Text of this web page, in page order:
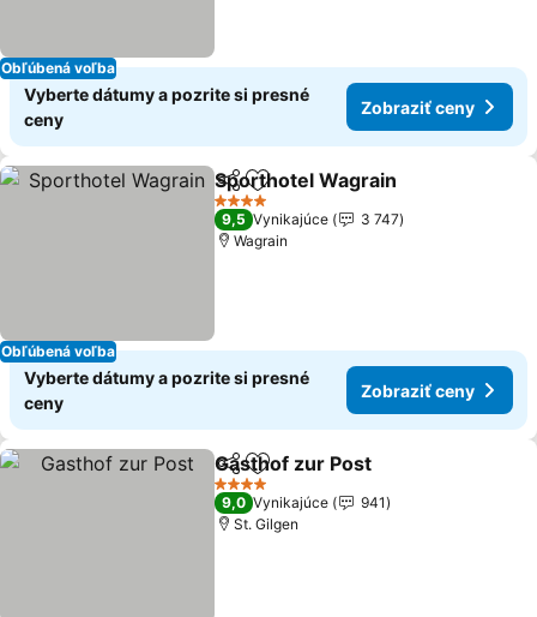
Obľúbená voľba
Vyberte dátumy a pozrite si presné
ceny
Zobraziť ceny
Obľúbená voľba
ZdieľaťPridať do obľúbených
Sporthotel Wagrain
4 Počet hviezdičiek
9,5 Vynikajúce
3 747
Wagrain
Vyberte dátumy a pozrite si presné
ceny
Zobraziť ceny
ZdieľaťPridať do obľúbených
Gasthof zur Post
4 Počet hviezdičiek
9,0 Vynikajúce
941
St. Gilgen